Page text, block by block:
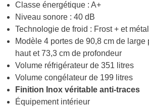
Classe énergétique : A+
Niveau sonore : 40 dB
Technologie de froid : Frost + et
Modèle 4 portes de 90,8 cm de large
haut et 73,3 cm de profondeur
Volume réfrigérateur de 351 litres
Volume congélateur de 199 litres
Finition Inox véritable anti-traces
Équipement intérieur